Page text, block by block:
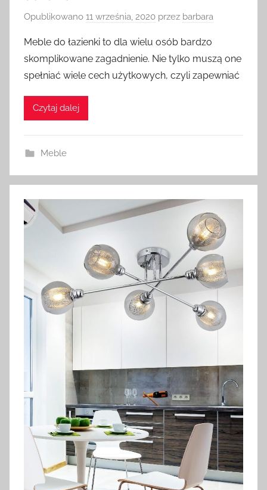
Opublikowano 11 września, 2020 przez barbara
Meble do łazienki to dla wielu osób bardzo
skomplikowane zagadnienie. Nie tylko muszą one
spełniać wiele cech użytkowych, czyli zapewniać
Czytaj dalej
Meble